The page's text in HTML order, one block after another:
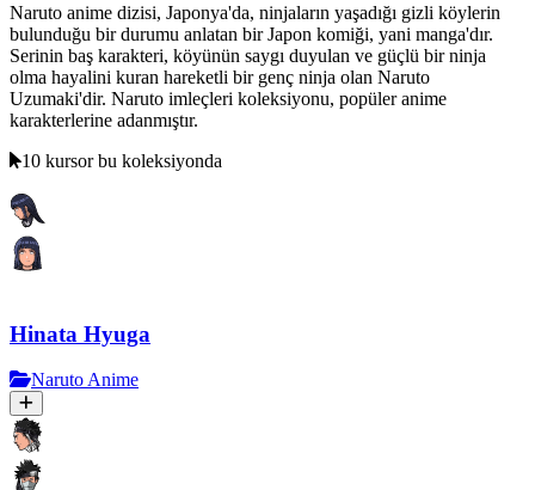
Naruto anime dizisi, Japonya'da, ninjaların yaşadığı gizli köylerin
bulunduğu bir durumu anlatan bir Japon komiği, yani manga'dır.
Serinin baş karakteri, köyünün saygı duyulan ve güçlü bir ninja
olma hayalini kuran hareketli bir genç ninja olan Naruto
Uzumaki'dir. Naruto imleçleri koleksiyonu, popüler anime
karakterlerine adanmıştır.
10 kursor bu koleksiyonda
Hinata Hyuga
Naruto Anime